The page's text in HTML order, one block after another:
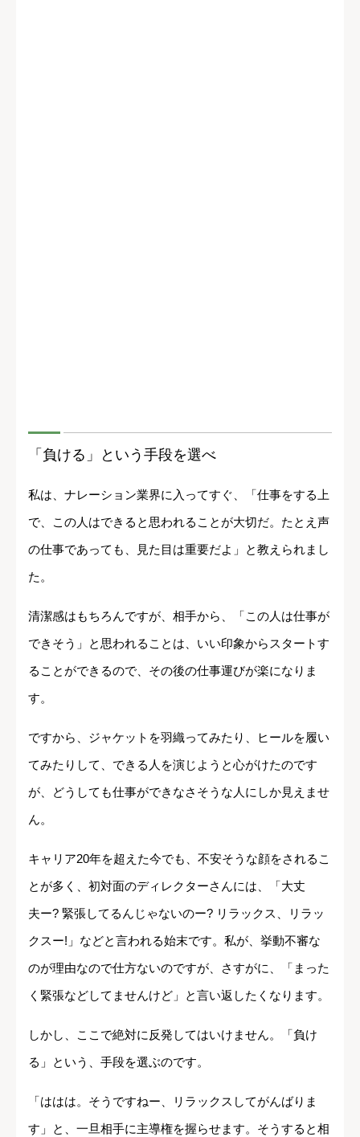
「負ける」という手段を選べ
私は、ナレーション業界に入ってすぐ、「仕事をする上
で、この人はできると思われることが大切だ。たとえ声
の仕事であっても、見た目は重要だよ」と教えられまし
た。
清潔感はもちろんですが、相手から、「この人は仕事が
できそう」と思われることは、いい印象からスタートす
ることができるので、その後の仕事運びが楽になりま
す。
ですから、ジャケットを羽織ってみたり、ヒールを履い
てみたりして、できる人を演じようと心がけたのです
が、どうしても仕事ができなさそうな人にしか見えませ
ん。
キャリア20年を超えた今でも、不安そうな顔をされるこ
とが多く、初対面のディレクターさんには、「大丈
夫ー? 緊張してるんじゃないのー? リラックス、リラッ
クスー!」などと言われる始末です。私が、挙動不審な
のが理由なので仕方ないのですが、さすがに、「まった
く緊張などしてませんけど」と言い返したくなります。
しかし、ここで絶対に反発してはいけません。「負け
る」という、手段を選ぶのです。
「ははは。そうですねー、リラックスしてがんばりま
す」と、一旦相手に主導権を握らせます。そうすると相